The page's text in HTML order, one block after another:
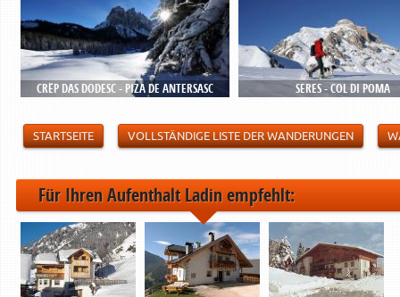
CRËP DAS DODESC - PIZA DE ANTERSASC SERES - COL DI POMA
STARTSEITE VOLLSTÄNDIGE LISTE DER WANDERUNGEN
Für Ihren Aufenthalt Ladin empfehlt: